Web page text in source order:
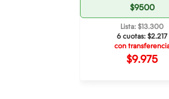
$9500
Lista: $13.300
6 cuotas: $2.217
con
$9.975